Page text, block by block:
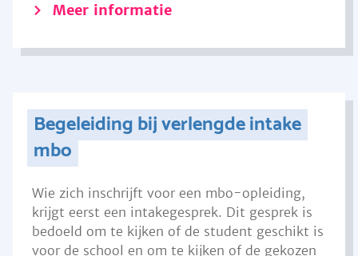
Meer informatie
Begeleiding bij verlengde intake
mbo
Wie zich inschrijft voor een mbo-opleiding,
krijgt eerst een intakegesprek. Dit gesprek is
bedoeld om te kijken of de student geschikt is
voor de school en om te kijken of de gekozen